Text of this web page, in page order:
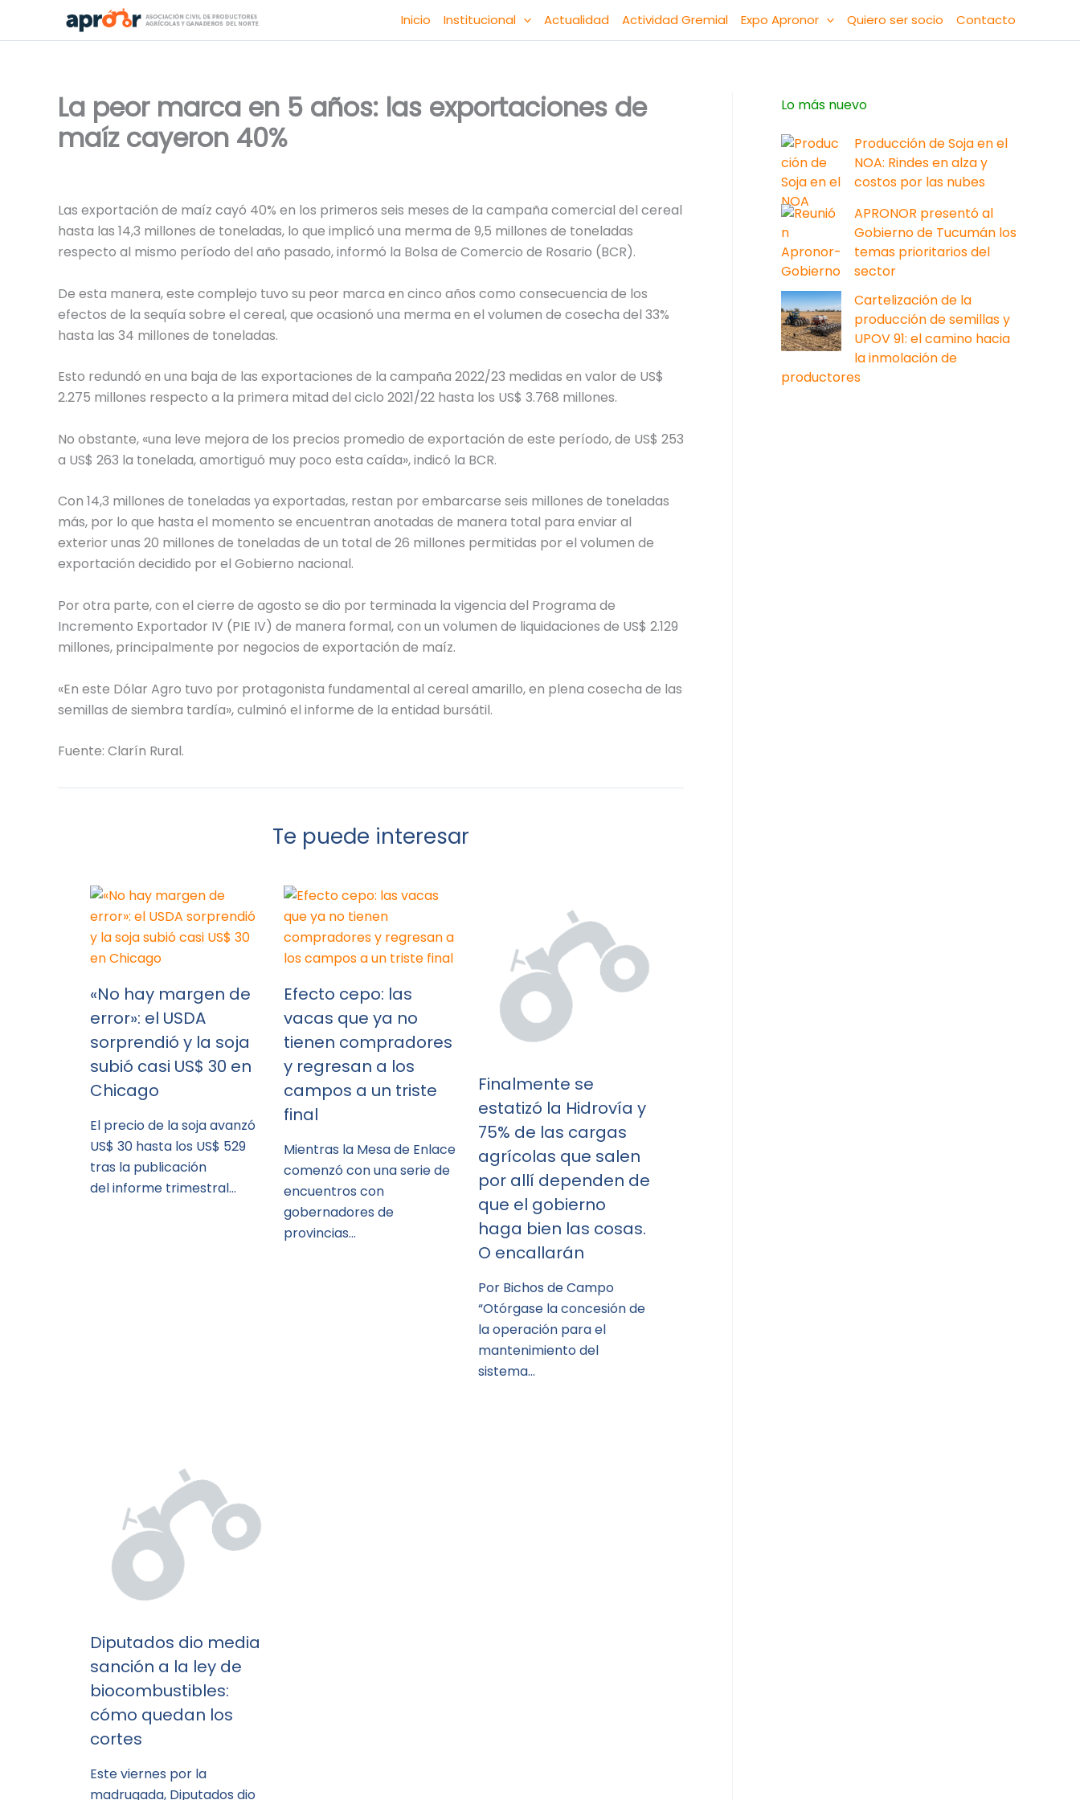
Inicio Institucional Actualidad Actividad Gremial Expo Apronor Quiero ser socio Contacto
La peor marca en 5 años: las exportaciones de
maíz cayeron 40%
Las exportación de maíz cayó 40% en los primeros seis meses de la campaña comercial del cereal
hasta las 14,3 millones de toneladas, lo que implicó una merma de 9,5 millones de toneladas
respecto al mismo período del año pasado, informó la Bolsa de Comercio de Rosario (BCR).
De esta manera, este complejo tuvo su peor marca en cinco años como consecuencia de los
efectos de la sequía sobre el cereal, que ocasionó una merma en el volumen de cosecha del 33%
hasta las 34 millones de toneladas.
Esto redundó en una baja de las exportaciones de la campaña 2022/23 medidas en valor de US$
2.275 millones respecto a la primera mitad del ciclo 2021/22 hasta los US$ 3.768 millones.
No obstante, «una leve mejora de los precios promedio de exportación de este período, de US$ 253
a US$ 263 la tonelada, amortiguó muy poco esta caída», indicó la BCR.
Con 14,3 millones de toneladas ya exportadas, restan por embarcarse seis millones de toneladas
más, por lo que hasta el momento se encuentran anotadas de manera total para enviar al
exterior unas 20 millones de toneladas de un total de 26 millones permitidas por el volumen de
exportación decidido por el Gobierno nacional.
Por otra parte, con el cierre de agosto se dio por terminada la vigencia del Programa de
Incremento Exportador IV (PIE IV) de manera formal, con un volumen de liquidaciones de US$ 2.129
millones, principalmente por negocios de exportación de maíz.
«En este Dólar Agro tuvo por protagonista fundamental al cereal amarillo, en plena cosecha de las
semillas de siembra tardía», culminó el informe de la entidad bursátil.
Fuente: Clarín Rural.
Te puede interesar
«No hay margen de
error»: el USDA
sorprendió y la soja
subió casi US$ 30 en
Chicago
El precio de la soja avanzó
US$ 30 hasta los US$ 529
tras la publicación
del informe trimestral…
Efecto cepo: las
vacas que ya no
tienen compradores
y regresan a los
campos a un triste
final
Mientras la Mesa de Enlace
comenzó con una serie de
encuentros con
gobernadores de
provincias…
Finalmente se
estatizó la Hidrovía y
75% de las cargas
agrícolas que salen
por allí dependen de
que el gobierno
haga bien las cosas.
O encallarán
Por Bichos de Campo
“Otórgase la concesión de
la operación para el
mantenimiento del
sistema…
Diputados dio media
sanción a la ley de
biocombustibles:
cómo quedan los
cortes
Este viernes por la
madrugada, Diputados dio
Lo más nuevo
Producción de Soja en el
NOA: Rindes en alza y
costos por las nubes
APRONOR presentó al
Gobierno de Tucumán los
temas prioritarios del
sector
Cartelización de la
producción de semillas y
UPOV 91: el camino hacia
la inmolación de
productores